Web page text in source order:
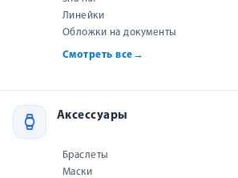
Линейки
Обложки на документы
Смотреть все →
Аксессуары
Браслеты
Маски
с Днём рождения!»?
высоко, ведь для Бога нет ничего